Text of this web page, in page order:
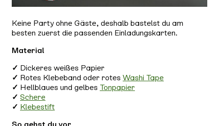
Keine Party ohne Gäste, deshalb bastelst du am
besten zuerst die passenden Einladungskarten.
Material
✓ Dickeres weißes Papier
✓ Rotes Klebeband oder rotes Washi Tape
✓ Hellblaues und gelbes Tonpapier
✓ Schere
✓ Klebestift